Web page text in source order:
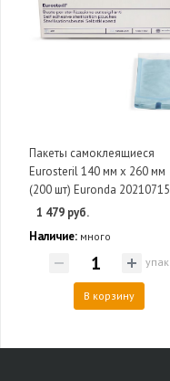
Пакеты самоклеящиеся
Eurosteril 140 мм х 260 мм
(200 шт) Euronda 20210715
1 479 руб.
Наличие: много
упак
В корзину